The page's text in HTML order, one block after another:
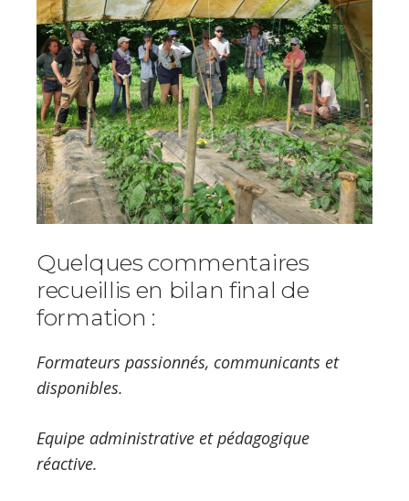
Quelques commentaires
recueillis en bilan final de
formation :
Formateurs passionnés, communicants et
disponibles.
Equipe administrative et pédagogique
réactive.